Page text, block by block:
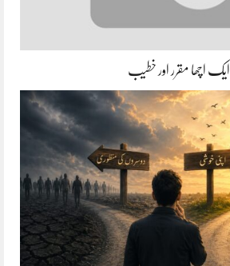
ایک اچھا مقرر اور خطیب